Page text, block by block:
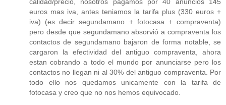
calidad/precio, nosotros pagamos por 40 anuncios 145
euros mas iva, antes teniamos la tarifa plus (330 euros +
iva) (es decir segundamano + fotocasa + compraventa)
pero desde que segundamano absorvió a compraventa los
contactos de segundamano bajaron de forma notable, se
cargaron la efectividad del antiguo compraventa, ahora
estan cobrando a todo el mundo por anunciarse pero los
contactos no llegan ni al 30% del antiguo compraventa. Por
todo ello nos quedamos unicamente con la tarifa de
fotocasa y creo que no nos hemos equivocado.